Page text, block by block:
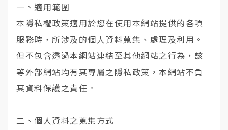
一、適用範圍
本隱私權政策適用於您在使用本網站提供的各項
服務時，所涉及的個人資料蒐集、處理及利用。
但不包含透過本網站連結至其他網站之行為，該
等外部網站均有其專屬之隱私政策，本網站不負
其資料保護之責任。
二、個人資料之蒐集方式